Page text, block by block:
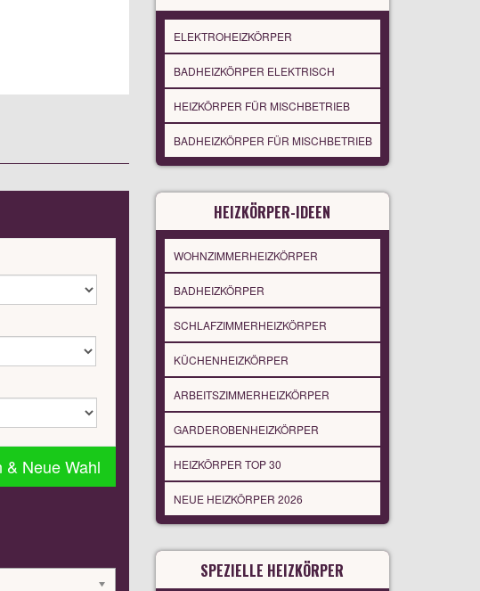
& Neue Wahl
ELEKTROHEIZKÖRPER
BADHEIZKÖRPER ELEKTRISCH
HEIZKÖRPER FÜR MISCHBETRIEB
BADHEIZKÖRPER FÜR MISCHBETRIEB
HEIZKÖRPER-IDEEN
WOHNZIMMERHEIZKÖRPER
BADHEIZKÖRPER
SCHLAFZIMMERHEIZKÖRPER
KÜCHENHEIZKÖRPER
ARBEITSZIMMERHEIZKÖRPER
GARDEROBENHEIZKÖRPER
HEIZKÖRPER TOP 30
NEUE HEIZKÖRPER 2026
SPEZIELLE HEIZKÖRPER